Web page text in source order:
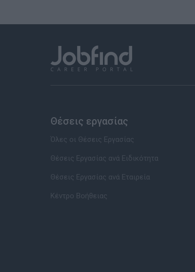
Θέσεις εργασίας
Όλες οι Θέσεις Εργασίας
Θέσεις Εργασίας ανά Ειδικότητα
Θέσεις Εργασίας ανά Εταιρεία
Κέντρο Βοήθειας